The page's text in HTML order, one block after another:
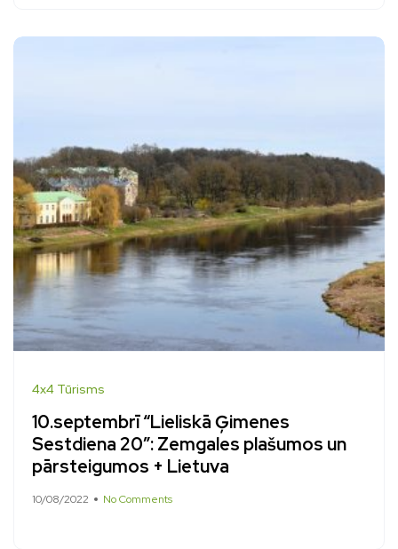
4x4 Tūrisms
10.septembrī “Lieliskā Ģimenes
Sestdiena 20”: Zemgales plašumos un
pārsteigumos + Lietuva
10/08/2022 No Comments